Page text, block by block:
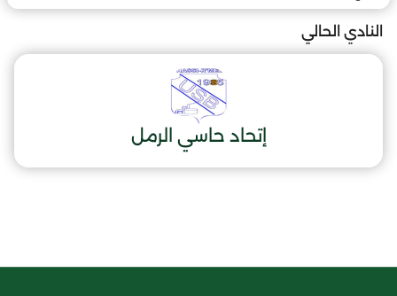
النادي الحالي
إتحاد حاسي الرمل